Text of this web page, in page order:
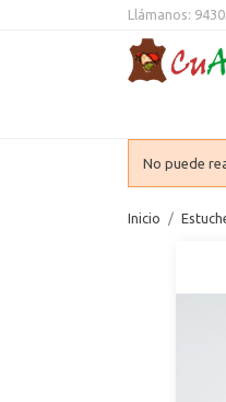
Llámanos:
No puede
Inicio